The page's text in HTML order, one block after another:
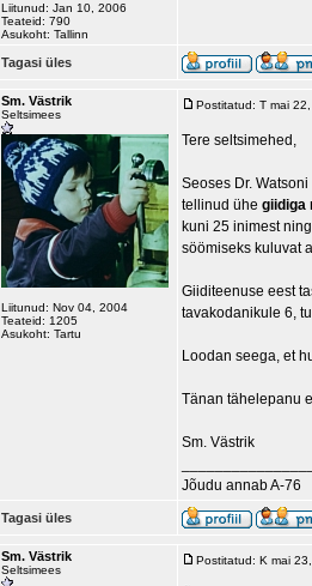
Liitunud: Jan 10, 2006
Teateid: 790
Asukoht: Tallinn
Tagasi üles
Sm. Västrik
Seltsimees
Liitunud: Nov 04, 2004
Teateid: 1205
Asukoht: Tartu
Postitatud: T mai
Tere seltsimehed,
Seoses Dr.
tellinud ühe giidiga
kuni 25 inimest
söömiseks kuluvat
Giiditeenuse eest
tavakodanikule 6,
Loodan seega, et
Tänan tähelepanu
Sm. Västrik
Jõudu annab A-76
Tagasi üles
Sm. Västrik
Seltsimees
Postitatud: K mai